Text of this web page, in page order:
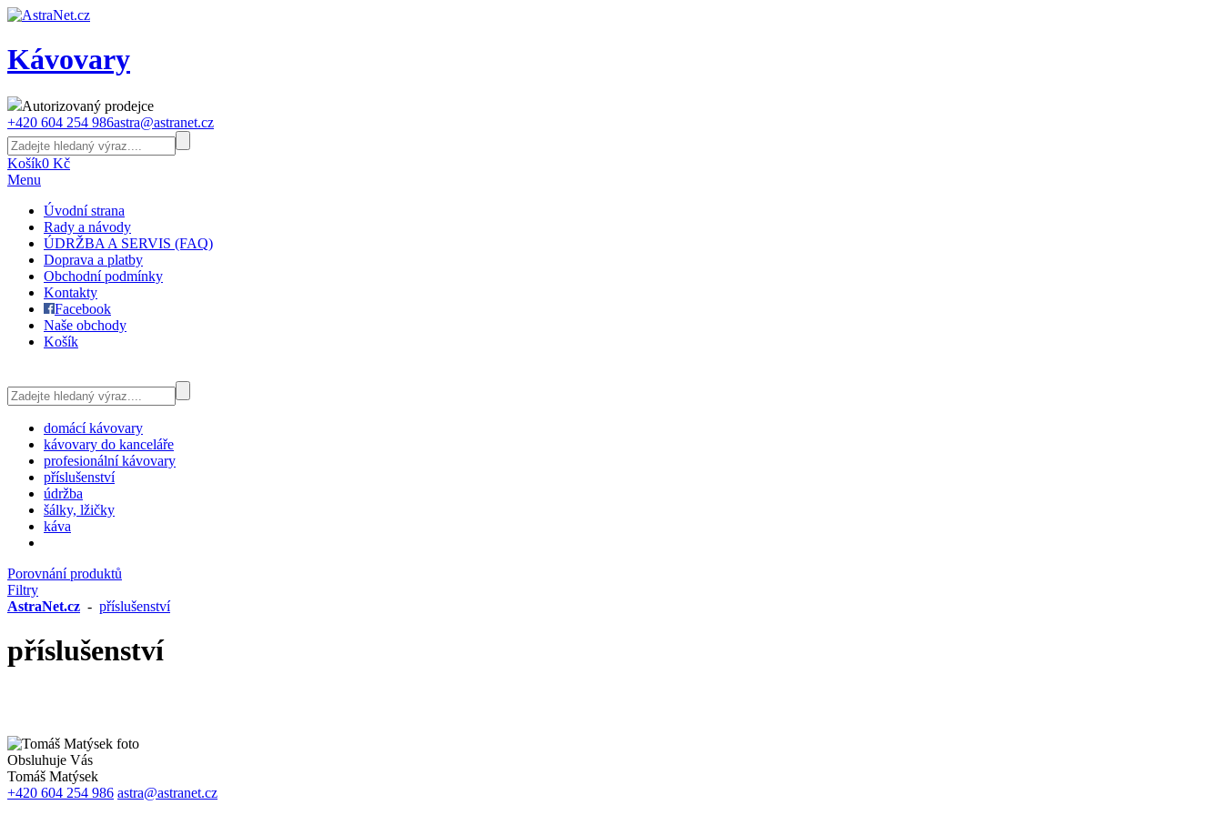
Kávovary
Autorizovaný prodejce
+420 604 254 986astra@astranet.cz
Košík0 Kč
Menu
Úvodní strana
Rady a návody
ÚDRŽBA A SERVIS (FAQ)
Doprava a platby
Obchodní podmínky
Kontakty
Facebook
Naše obchody
Košík
domácí kávovary
kávovary do kanceláře
profesionální kávovary
příslušenství
údržba
šálky, lžičky
káva
Porovnání produktů
Filtry
AstraNet.cz - příslušenství
příslušenství
Obsluhuje Vás
Tomáš Matýsek
+420 604 254 986 astra@astranet.cz